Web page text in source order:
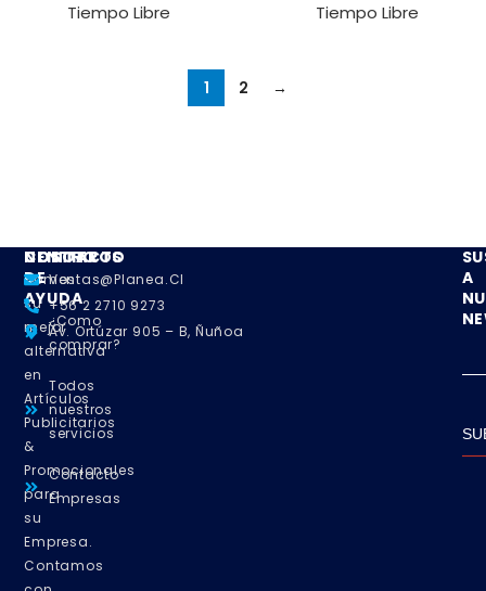
Tiempo Libre
Tiempo Libre
1 2 →
NOSOTROS
Somos
su
mejor
alternativa
en
Artículos
Publicitarios
&
Promocionales
para
su
Empresa.
Contamos
CENTRO
DE
AYUDA
¿Como
comprar?
Todos
nuestros
servicios
Contacto
Empresas
CONTACTO
Ventas@planea.cl
+56 2 2710 9273
Av. Ortúzar 905 – B, Ñuñoa
A